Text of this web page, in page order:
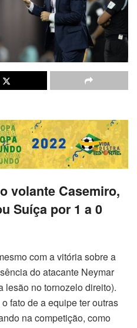
volante Casemiro,
Suíça por 1 a 0
com a vitória sobre a
do atacante Neymar
lesão no tornozelo direito).
fato de a equipe ter outras
na competição, como